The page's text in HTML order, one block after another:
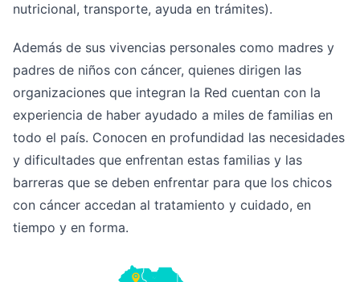
nutricional, transporte, ayuda en trámites).
Además de sus vivencias personales como madres y
padres de niños con cáncer, quienes dirigen las
organizaciones que integran la Red cuentan con la
experiencia de haber ayudado a miles de familias en
todo el país. Conocen en profundidad las necesidades
y dificultades que enfrentan estas familias y las
barreras que se deben enfrentar para que los chicos
con cáncer accedan al tratamiento y cuidado, en
tiempo y en forma.